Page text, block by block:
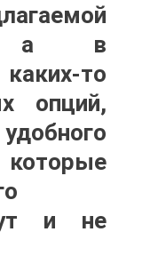
а в
то
опций,
и не